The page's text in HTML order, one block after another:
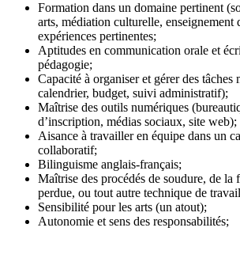
Formation dans un domaine pertinent
arts, médiation culturelle, enseignement
expériences pertinentes;
Aptitudes en communication orale et
pédagogie;
Capacité à organiser et gérer des
calendrier, budget, suivi administratif);
Maîtrise des outils numériques
d’inscription, médias sociaux, site web);
Aisance à travailler en équipe dans un
collaboratif;
Bilinguisme anglais-français;
Maîtrise des procédés de soudure, de la
perdue, ou tout autre technique de
Sensibilité pour les arts (un atout);
Autonomie et sens des responsabilités;